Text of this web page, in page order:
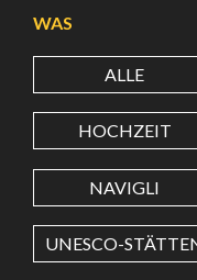
BREITENGRAD
LÄNGENGRAD
Wert in
WAS
ALLE
HOCHZEIT
NAVIGLI
UNESCO-